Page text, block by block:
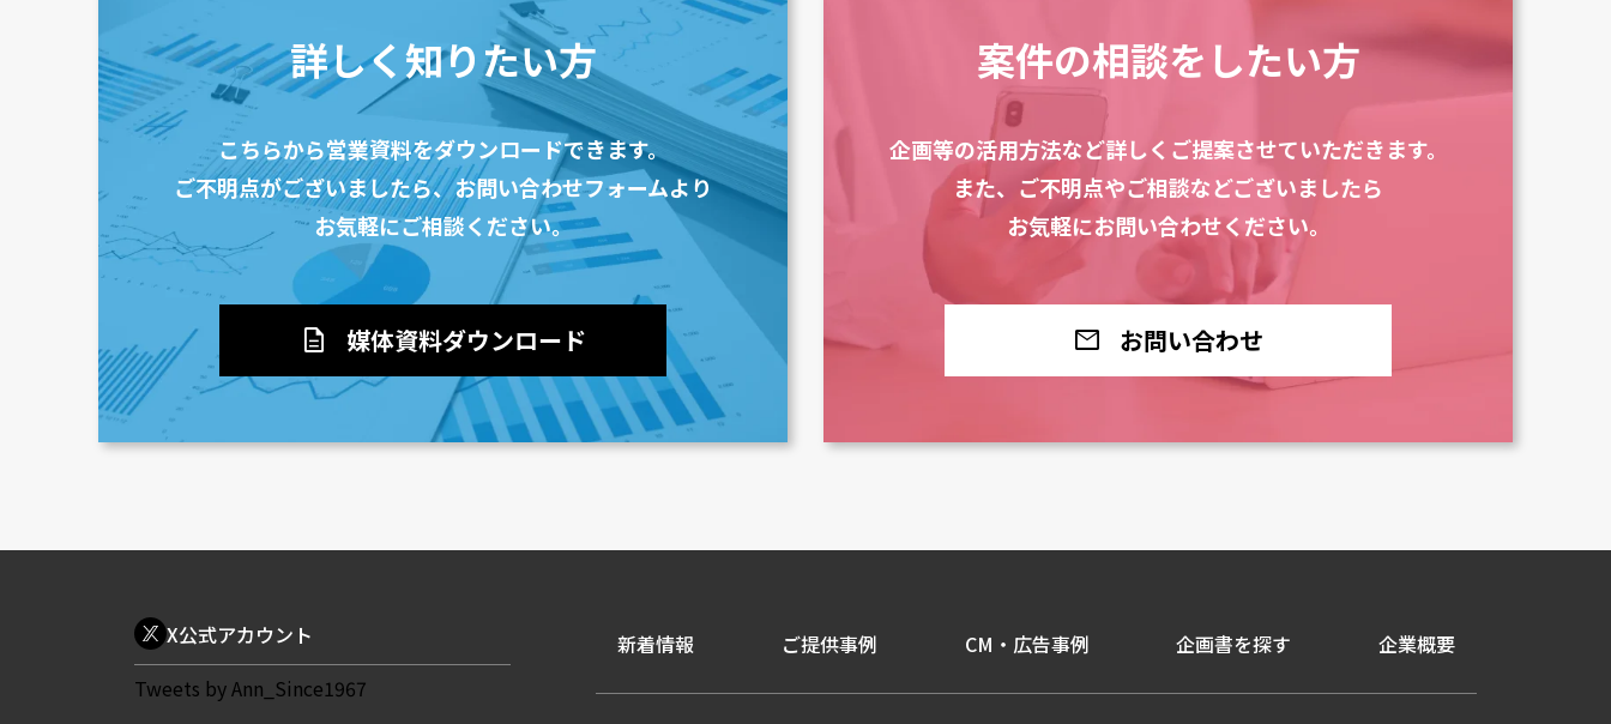
詳しく知りたい方
こちらから営業資料をダウンロードできます。
ご不明点がございましたら、お問い合わせフォームより
お気軽にご相談ください。
description 媒体資料ダウンロード
案件の相談をしたい方
企画等の活用方法など詳しくご提案させていただきます。
また、ご不明点やご相談などございましたら
お気軽にお問い合わせください。
mail お問い合わせ
X公式アカウント
Tweets by Ann_Since1967
新着情報 ご提供事例 CM・広告事例 企画書を探す 企業概要